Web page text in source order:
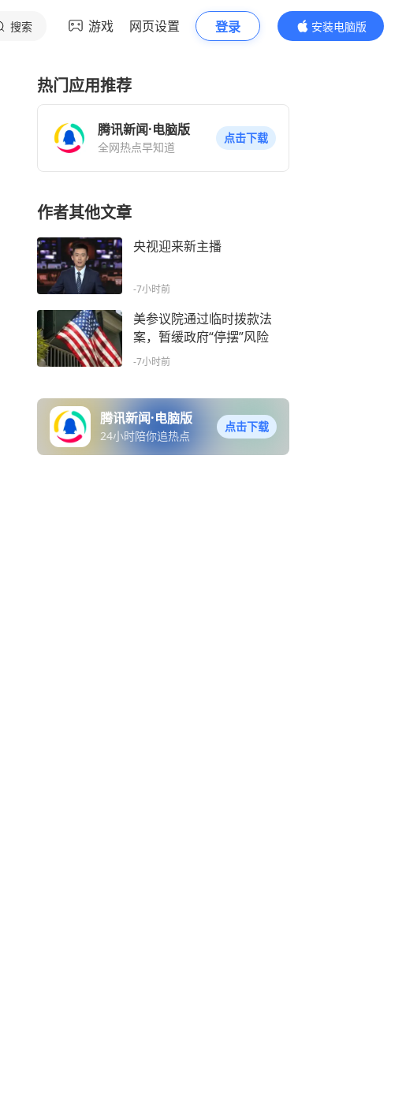
搜索 游戏 网页设置 登录
安装电脑版
内容更精彩
热门应用推荐
腾讯新闻·电脑版
全网热点早知道
点击下载
作者其他文章
央视迎来新主播
-7小时前
美参议院通过临时拨款法
案，暂缓政府“停摆”风险
-7小时前
腾讯新闻·电脑版
24小时陪你追热点
点击下载